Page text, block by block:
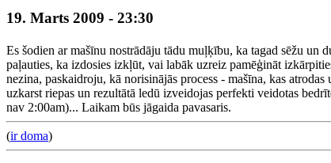
19. Marts 2009 - 23:30
Es šodien ar mašīnu nostrādāju tādu muļķību, ka tagad sēžu un
paļauties, ka izdosies izkļūt, vai labāk uzreiz pamēģināt
nezina, paskaidroju, kā norisinājās process - mašīna, kas
uzkarst riepas un rezultātā ledū izveidojas perfekti veidotas
nav 2:00am)... Laikam būs jāgaida pavasaris.
(ir doma)